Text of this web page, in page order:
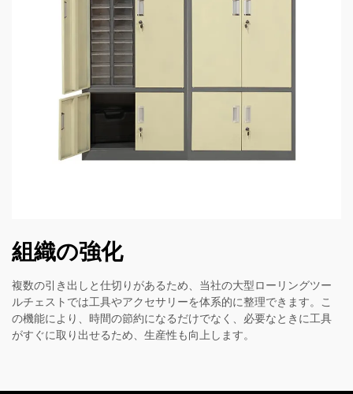
組織の強化
複数の引き出しと仕切りがあるため、当社の大型ローリングツー
ルチェストでは工具やアクセサリーを体系的に整理できます。こ
の機能により、時間の節約になるだけでなく、必要なときに工具
がすぐに取り出せるため、生産性も向上します。